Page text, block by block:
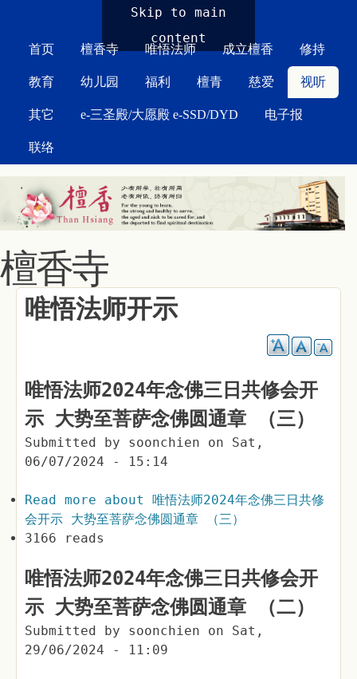
Skip to main
content
首页 檀香寺 唯悟法师 成立檀香 修持
教育 幼儿园 福利 檀青 慈爱 视听
其它 e-三圣殿/大愿殿 e-SSD/DYD 电子报
联络
檀香寺
唯悟法师开示
唯悟法师2024年念佛三日共修会开
示 大势至菩萨念佛圆通章 （三）
Submitted by soonchien on Sat,
06/07/2024 - 15:14
Read more about 唯悟法师2024年念佛三日共修
会开示 大势至菩萨念佛圆通章 （三）
3166 reads
唯悟法师2024年念佛三日共修会开
示 大势至菩萨念佛圆通章 （二）
Submitted by soonchien on Sat,
29/06/2024 - 11:09